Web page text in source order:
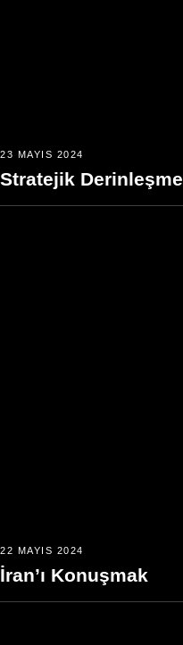
23 MAYIS 2024
Stratejik Derinleşme
22 MAYIS 2024
İran’ı Konuşmak